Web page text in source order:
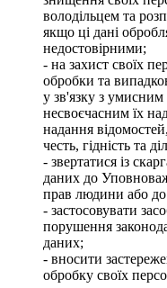
володільцем та
якщо ці дані
недостовірними;
- на захист своїх
обробки та
у зв'язку з
несвоєчасним їх
надання
честь, гідність та
- звертатися із
даних до
прав людини або до
- застосовувати
порушення
даних;
- вносити
обробку своїх